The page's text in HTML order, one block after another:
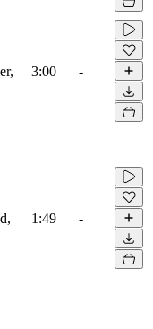
3:00 -
1:49 -